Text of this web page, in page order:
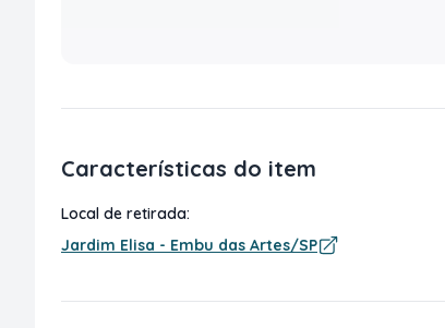
Características do item
Local de retirada:
Jardim Elisa - Embu das Artes/SP